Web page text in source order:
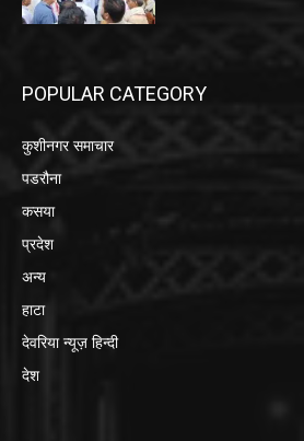
POPULAR CATEGORY
कुशीनगर समाचार
पडरौना
कसया
प्रदेश
अन्य
हाटा
देवरिया न्यूज़ हिन्दी
देश